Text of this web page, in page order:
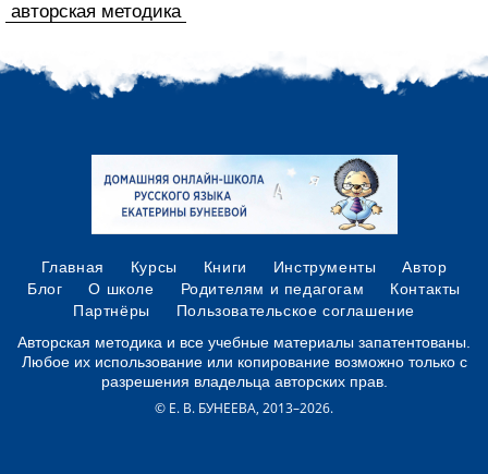
авторская методика
Главная Курсы Книги Инструменты
Автор
Блог
О школе Родителям и педагогам
Контакты
Партнёры
Пользовательское соглашение
Авторская методика и все учебные материалы запатентованы.
Любое их использование или копирование возможно только с
разрешения владельца авторских прав.
© Е. В. БУНЕЕВА, 2013–2026.